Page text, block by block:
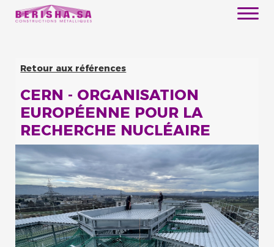
Retour aux références
CERN - ORGANISATION
EUROPÉENNE POUR LA
RECHERCHE NUCLÉAIRE